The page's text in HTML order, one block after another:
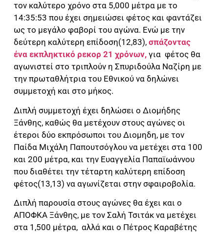
τον καλύτερο χρόνο στα 5,000 μέτρα με το
14:35:53 που έχει σημειώσει φέτος και φαντάζει
ως το μεγάλο φαβορί του αγώνα. Ενώ με την
δεύτερη καλύτερη επίδοση(12,83), σπάζοντας
ένα εκπληκτικό ρεκορ 21 χρόνων, για φέτος θα
αγωνιστεί στο τριπλούν η Σπυριδούλα Ναζίρη με
την πρωταθλήτρια του Εθνικού να δηλώνει
συμμετοχή και στο μήκος.
Διπλή συμμετοχή έχει δηλώσει ο Διομήδης
Ξάνθης, καθώς θα μετέχουν στους αγώνες οι
έτεροι δύο εκπρόσωποι του Διομηδη, με τον
Παίδα Μιχάλη Παπουτσόγλου να μετέχει στα 100
και 200 μέτρα, και την Ευαγγελία Παπαϊωάννου
που διαθέτει την τέταρτη καλύτερη επίδοση
φέτος(13,13) να αγωνίζεται στην σφαιροβολία.
Διπλή παρουσία στους αγώνες θα έχει και ο
ΑΠΟΦΚΑ Ξάνθης, με τον Σαλή Τσιτάκ να μετέχει
στα 1,500 μέτρα, αλλά και ο Πέτρος Καραβέτης